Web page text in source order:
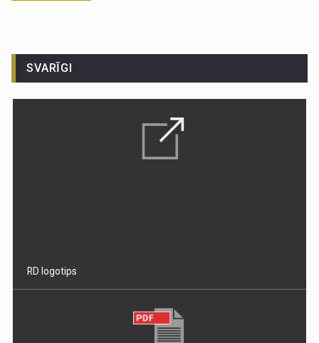
SVARĪGI
RD logotips